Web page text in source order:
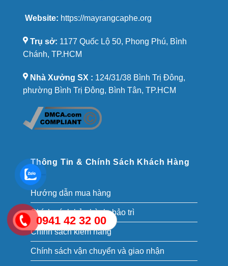
0941 42 32 00
Website: https://mayrangcaphe.org
Trụ sở: 1177 Quốc Lộ 50, Phong Phú, Bình
Chánh, TP.HCM
Nhà Xưởng SX : 124/31/38 Bình Trị Đông,
phường Bình Trị Đông, Bình Tân, TP.HCM
Thông Tin & Chính Sách Khách Hàng
Hướng dẫn mua hàng
Chính sách bảo hành, bảo trì
Chính sách kiểm hàng
Chính sách vận chuyển và giao nhận